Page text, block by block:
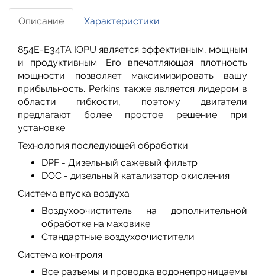
Описание Характеристики
854E-E34TA IOPU является эффективным, мощным
и продуктивным. Его впечатляющая плотность
мощности позволяет максимизировать вашу
прибыльность. Perkins также является лидером в
области гибкости, поэтому двигатели
предлагают более простое решение при
установке.
Технология последующей обработки
DPF - Дизельный сажевый фильтр
DOC - дизельный катализатор окисления
Система впуска воздуха
Воздухоочиститель на дополнительной
обработке на маховике
Стандартные воздухоочистители
Система контроля
Все разъемы и проводка водонепроницаемы